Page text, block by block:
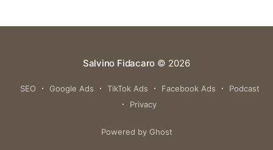
Salvino Fidacaro © 2026
SEO Google Ads TikTok Ads Facebook Ads
Podcast
Privacy
Powered by Ghost